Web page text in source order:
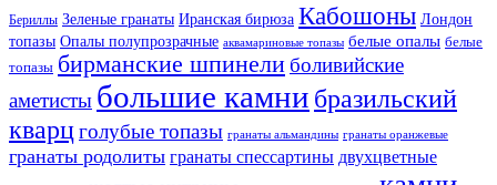
Бериллы Зеленые гранаты Иранская бирюза Кабошоны Лондон
топазы Опалы полупрозрачные аквамариновые топазы белые опалы белые
топазы бирманские шпинелиболивийские
аметисты большие камни бразильский
кварцголубые топазы гранаты альмандины гранаты оранжевые
гранаты родолиты гранаты спессартины двухцветные